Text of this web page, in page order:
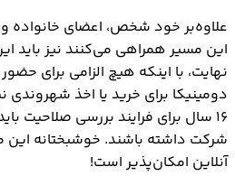
علاوه‌بر خود شخص، اعضای خانواده
این مسیر همراهی می‌کنند نیز باید
نهایت، با اینکه هیچ الزامی برای
دومینیکا برای خرید یا اخذ شهروندی
۱۶ سال برای فرایند بررسی صلاحیت
شرکت داشته باشند. خوشبختانه
آنلاین امکان‌پذیر است!